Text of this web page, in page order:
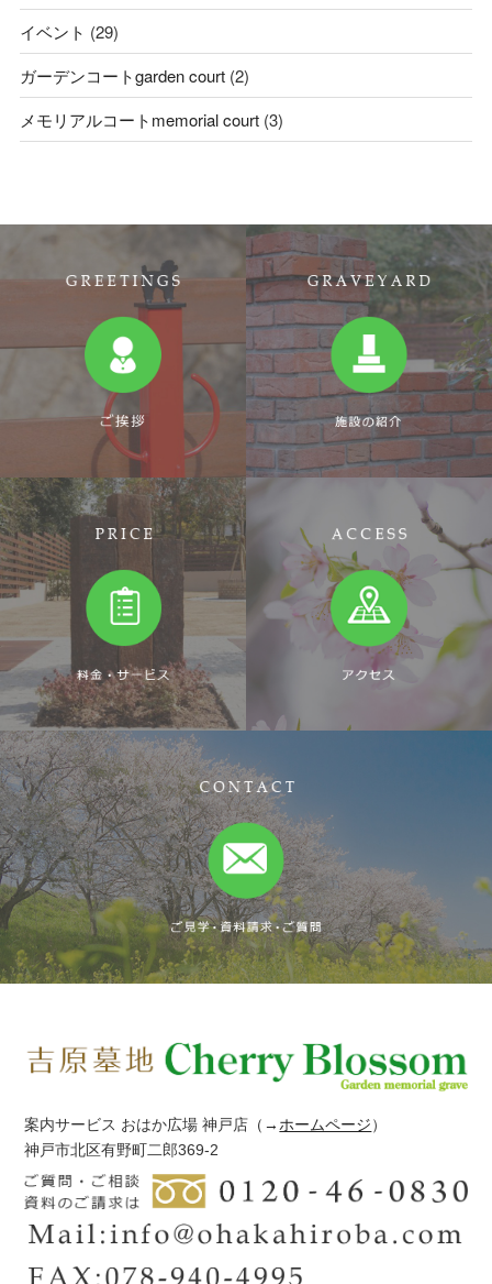
イベント (29)
ガーデンコートgarden court(2)
メモリアルコートmemorial court(3)
案内サービス おはか広場 神戸店 （→ ホームページ）
神戸市北区有野町二郎369-2